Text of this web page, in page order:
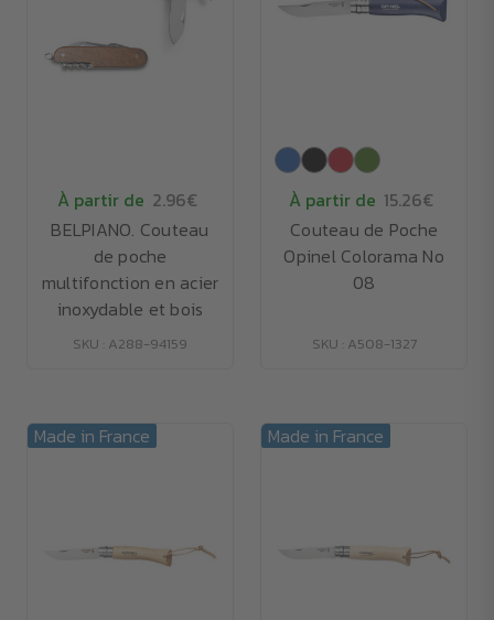
À partir de 2.96€
BELPIANO. Couteau
de poche
multifonction en acier
inoxydable et bois
SKU : A288-94159
À partir de 15.26€
Couteau de Poche
Opinel Colorama No
08
SKU : A508-1327
Made in France Made in France